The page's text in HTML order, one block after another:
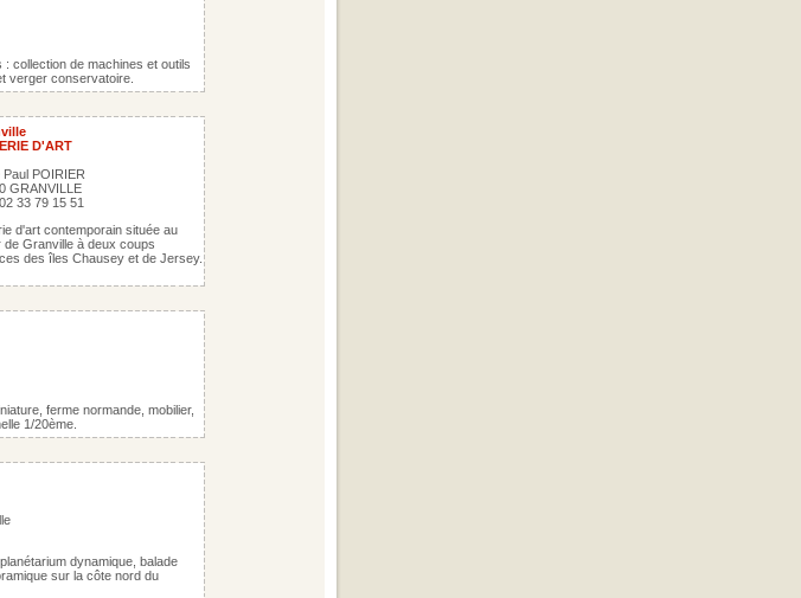
collection de machines et outils
verger conservatoire.
D'ART
Paul POIRIER
GRANVILLE
33 79 15 51
d'art contemporain située au
Granville à deux coups
des îles Chausey et de Jersey.
ferme normande, mobilier,
1/20ème.
dynamique, balade
sur la côte nord du